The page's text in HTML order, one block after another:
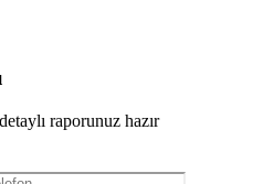
raporunuz hazır